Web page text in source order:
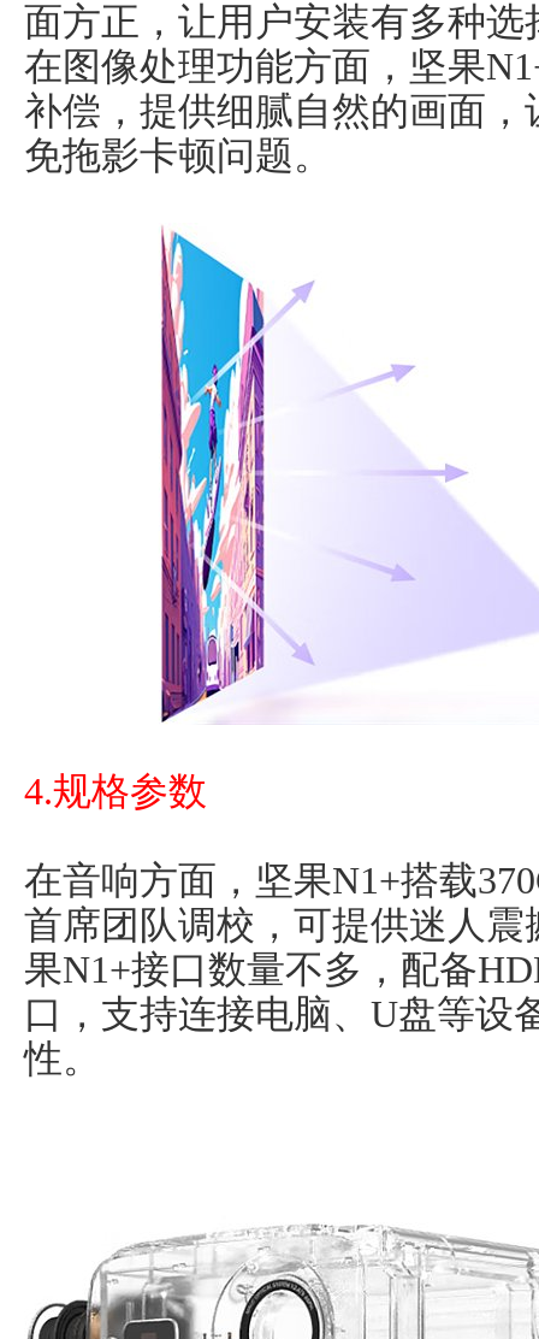
面方正，让用户安装有多种
在图像处理功能方面，坚果
补偿，提供细腻自然的画面
免拖影卡顿问题。
4.规格参数
在音响方面，坚果N1+搭载
首席团队调校，可提供迷人
果N1+接口数量不多，配备
口，支持连接电脑、U盘等设
性。